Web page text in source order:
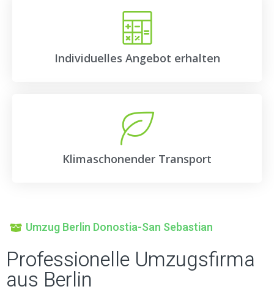
Individuelles Angebot erhalten
Klimaschonender Transport
Umzug Berlin Donostia-San Sebastian
Professionelle Umzugsfirma
aus Berlin